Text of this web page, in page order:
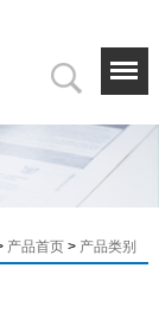
产品首页 > 产品类别